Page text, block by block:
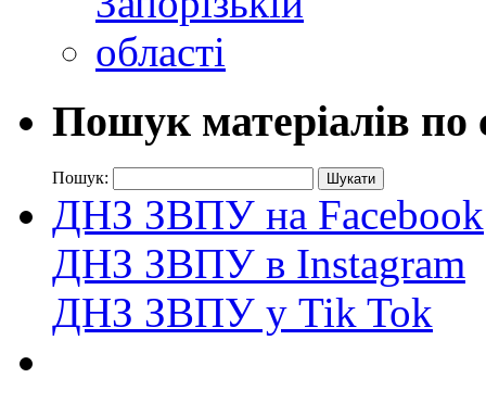
Пошук матеріалів по
Пошук:
ДНЗ ЗВПУ на Facebook
ДНЗ ЗВПУ в Instagram
ДНЗ ЗВПУ у Tik Tok